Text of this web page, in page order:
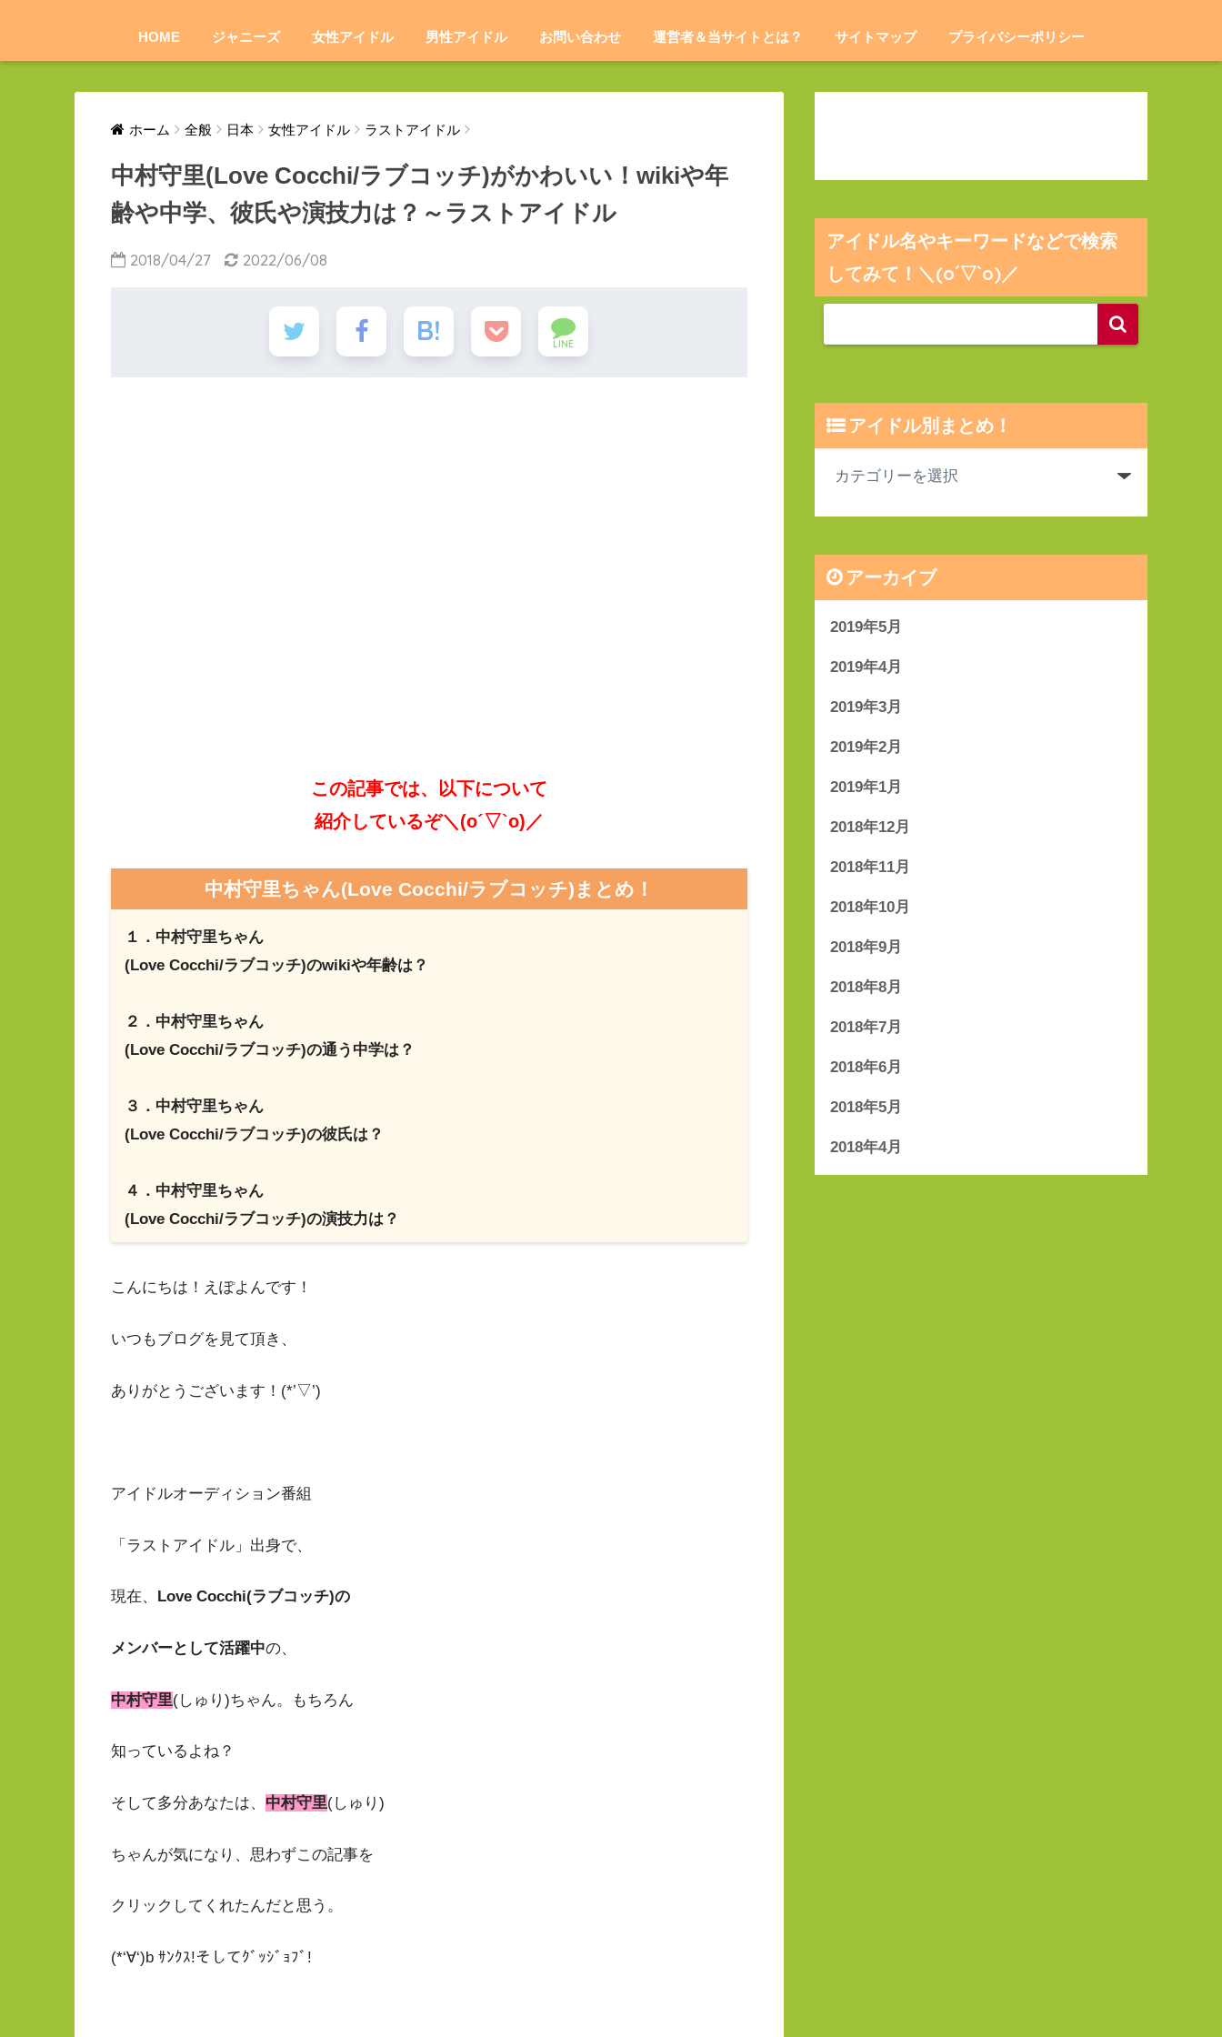
HOME ジャニーズ 女性アイドル 男性アイドル お問い合わせ 運営者＆当サイトとは？ サイトマップ プライバシーポリシー
ホーム 全般 日本 女性アイドル ラストアイドル
中村守里(Love Cocchi/ラブコッチ)がかわいい！wikiや年
齢や中学、彼氏や演技力は？～ラストアイドル
2018/04/27 2022/06/08
LINE
この記事では、以下について
紹介しているぞ＼(o´▽`o)／
中村守里ちゃん(Love Cocchi/ラブコッチ)まとめ！
１．中村守里ちゃん
(Love Cocchi/ラブコッチ)のwikiや年齢は？
２．中村守里ちゃん
(Love Cocchi/ラブコッチ)の通う中学は？
３．中村守里ちゃん
(Love Cocchi/ラブコッチ)の彼氏は？
４．中村守里ちゃん
(Love Cocchi/ラブコッチ)の演技力は？
こんにちは！えぽよんです！
いつもブログを見て頂き、
ありがとうございます！(*’▽’)
アイドルオーディション番組
「ラストアイドル」出身で、
現在、 Love Cocchi(ラブコッチ)の
メンバーとして活躍中の、
中村守里(しゅり)ちゃん。もちろん
知っているよね？
そして多分あなたは、 中村守里(しゅり)
ちゃんが気になり、思わずこの記事を
クリックしてくれたんだと思う。
(*‘∀‘)b ｻﾝｸｽ!そしてｸﾞｯｼﾞｮﾌﾞ!
アイドル名やキーワードなどで検索
してみて！＼(o´▽`o)／
アイドル別まとめ！
アーカイブ
2019年5月
2019年4月
2019年3月
2019年2月
2019年1月
2018年12月
2018年11月
2018年10月
2018年9月
2018年8月
2018年7月
2018年6月
2018年5月
2018年4月